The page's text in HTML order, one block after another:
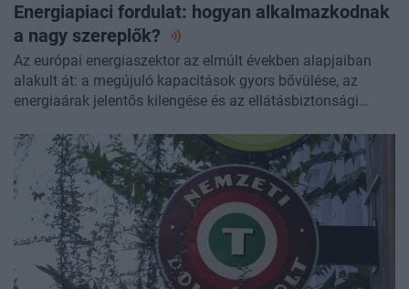
Energiapiaci fordulat: hogyan alkalmazkodnak
a nagy szereplők?
Az európai energiaszektor az elmúlt években alapjaiban
alakult át: a megújuló kapacitások gyors bővülése, az
energiaárak jelentős kilengése és az ellátásbiztonsági
szereplőket. Ebben a környezetben felértékelődnek az
integrált energetikai modellek, amelyek a fejlesztéstől a
finanszírozáson át az üzemeltetésig lefedik a teljes
értékláncot, miközben egyre nagyobb szerepet kapnak az
olyan technológiák, mint az energiatárolás és az okos
energiamenedzsment.